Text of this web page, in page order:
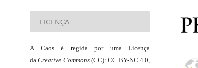
LICENÇA
A Caos é regida por uma Licença
daCreative Commons(CC): CC BY-NC 4.0,